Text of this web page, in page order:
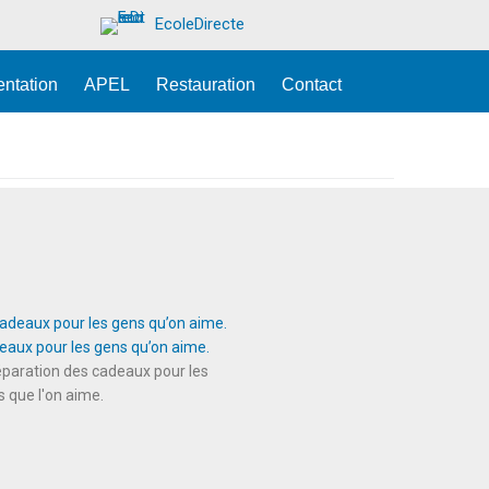
EcoleDirecte
APEL Restauration Contact
pour les gens qu’on aime.
des cadeaux pour les
que l'on aime.